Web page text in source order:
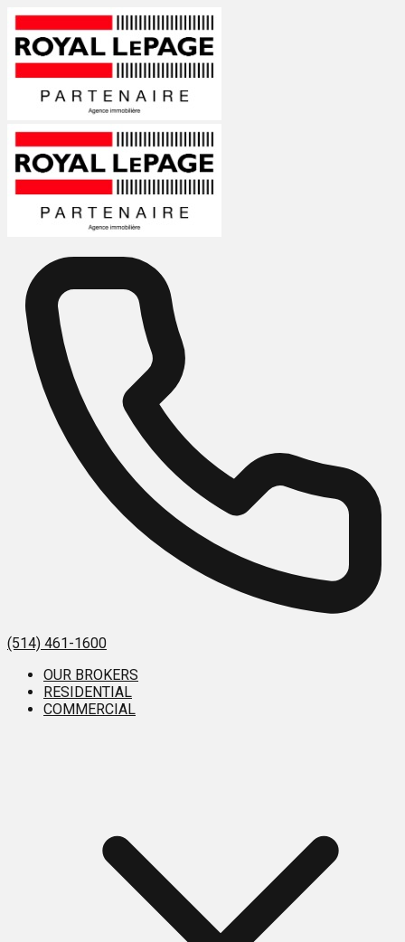
(514) 461-1600
OUR BROKERS
RESIDENTIAL
COMMERCIAL